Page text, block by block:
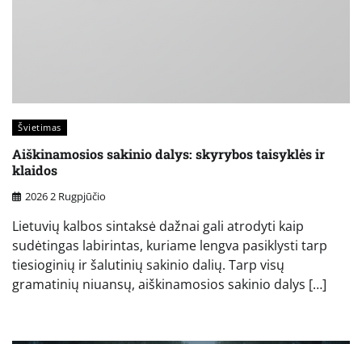
Švietimas
Aiškinamosios sakinio dalys: skyrybos taisyklės ir
klaidos
2026 2 Rugpjūčio
Lietuvių kalbos sintaksė dažnai gali atrodyti kaip
sudėtingas labirintas, kuriame lengva pasiklysti tarp
tiesioginių ir šalutinių sakinio dalių. Tarp visų
gramatinių niuansų, aiškinamosios sakinio dalys […]